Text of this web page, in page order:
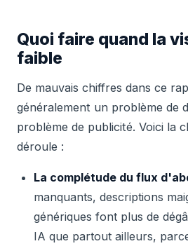
Quoi faire quand la
faible
De mauvais chiffres dans ce
généralement un problème de
problème de publicité. Voici la
déroule :
La complétude du flux
manquants, descriptions
génériques font plus de
IA que partout ailleurs,